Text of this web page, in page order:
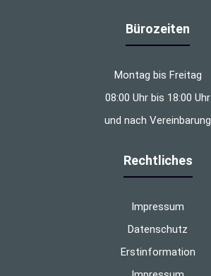
Bürozeiten
Montag bis Freitag
08:00 Uhr bis 18:00 Uhr
und nach Vereinbarung
Rechtliches
Impressum
Datenschutz
Erstinformation